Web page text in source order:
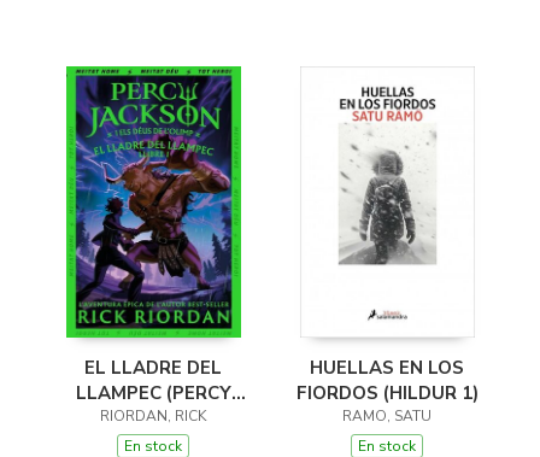
EL LLADRE DEL
LLAMPEC (PERCY
JACKSON I ELS DÉUS
DE L'OLIMP 1)
RIORDAN, RICK
En stock
HUELLAS EN LOS
FIORDOS (HILDUR 1)
RAMO, SATU
En stock